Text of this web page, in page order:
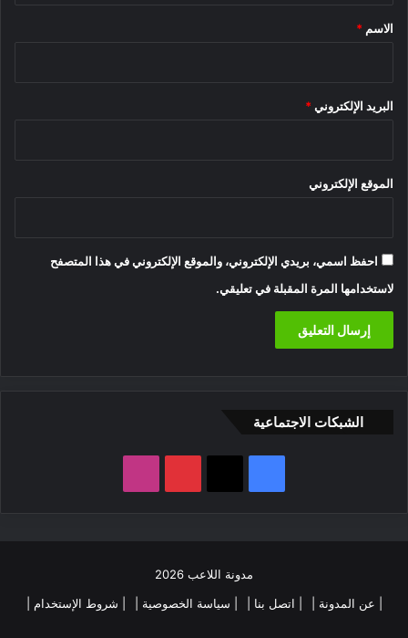
*
الاسم *
البريد الإلكتروني *
الموقع الإلكتروني
احفظ اسمي، بريدي الإلكتروني، والموقع الإلكتروني في هذا المتصفح
لاستخدامها المرة المقبلة في تعليقي.
الشبكات الاجتماعية
مدونة اللاعب 2026
| عن المدونة |
| اتصل بنا | | سياسة الخصوصية | | شروط الإستخدام |